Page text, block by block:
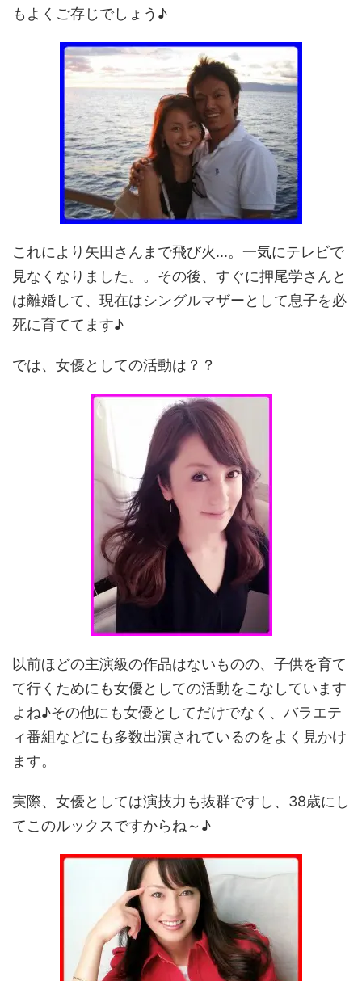
もよくご存じでしょう♪
これにより矢田さんまで飛び火...。一気にテレビで
見なくなりました。。その後、すぐに押尾学さんと
は離婚して、現在はシングルマザーとして息子を必
死に育ててます♪
では、女優としての活動は？？
以前ほどの主演級の作品はないものの、子供を育て
て行くためにも女優としての活動をこなしています
よね♪その他にも女優としてだけでなく、バラエテ
ィ番組などにも多数出演されているのをよく見かけ
ます。
実際、女優としては演技力も抜群ですし、38歳にし
てこのルックスですからね～♪